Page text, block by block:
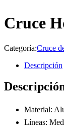
Cruce
Categoría:Cruce
Descripción
Material:
Líneas: